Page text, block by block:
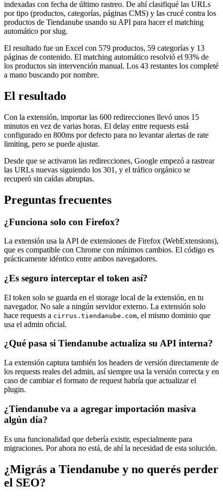
indexadas con fecha de último rastreo. De ahí clasifiqué las URLs
por tipo (productos, categorías, páginas CMS) y las crucé contra los
productos de Tiendanube usando su API para hacer el matching
automático por slug.
El resultado fue un Excel con 579 productos, 59 categorías y 13
páginas de contenido. El matching automático resolvió el 93% de
los productos sin intervención manual. Los 43 restantes los completé
a mano buscando por nombre.
El resultado
Con la extensión, importar las 600 redirecciones llevó unos 15
minutos en vez de varias horas. El delay entre requests está
configurado en 800ms por defecto para no levantar alertas de rate
limiting, pero se puede ajustar.
Desde que se activaron las redirecciones, Google empezó a rastrear
las URLs nuevas siguiendo los 301, y el tráfico orgánico se
recuperó sin caídas abruptas.
Preguntas frecuentes
¿Funciona solo con Firefox?
La extensión usa la API de extensiones de Firefox (WebExtensions),
que es compatible con Chrome con mínimos cambios. El código es
prácticamente idéntico entre ambos navegadores.
¿Es seguro interceptar el token así?
El token solo se guarda en el storage local de la extensión, en tu
navegador. No sale a ningún servidor externo. La extensión solo
hace requests a cirrus.tiendanube.com, el mismo dominio que
usa el admin oficial.
¿Qué pasa si Tiendanube actualiza su API interna?
La extensión captura también los headers de versión directamente de
los requests reales del admin, así siempre usa la versión correcta y en
caso de cambiar el formato de request habría que actualizar el
plugin.
¿Tiendanube va a agregar importación masiva
algún día?
Es una funcionalidad que debería existir, especialmente para
migraciones. Por ahora no está, de ahí la necesidad de esta solución.
¿Migrás a Tiendanube y no querés perder
el SEO?